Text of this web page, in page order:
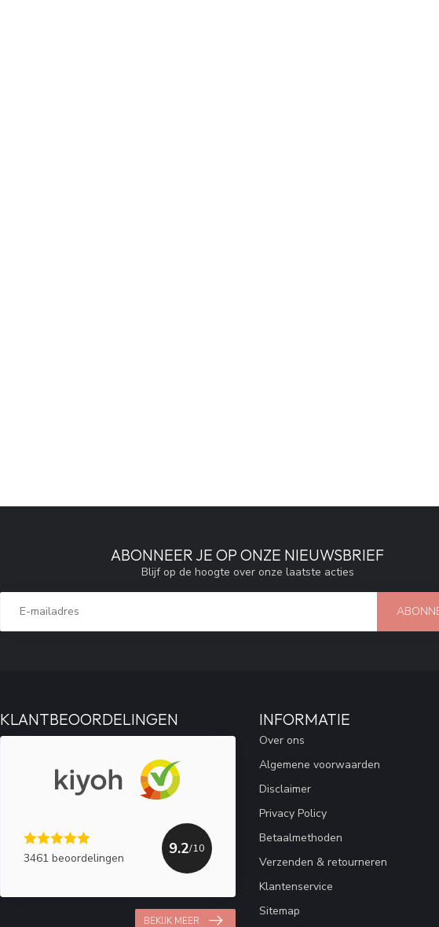
ABONNEER JE OP ONZE NIEUWSBRIEF
Blijf op de hoogte over onze laatste acties
KLANTBEOORDELINGEN
3461 beoordelingen
9.2/10
BEKIJK MEER
INFORMATIE
Over ons
Algemene voorwaarden
Disclaimer
Privacy Policy
Betaalmethoden
Verzenden & retourneren
Klantenservice
Sitemap